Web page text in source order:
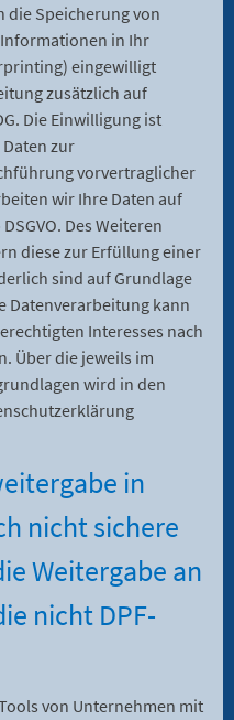
die Speicherung von
in Ihr
eingewilligt
zusätzlich auf
Die Einwilligung ist
zur
vorvertraglicher
wir Ihre Daten auf
Des Weiteren
diese zur Erfüllung einer
sind auf Grundlage
Datenverarbeitung kann
Interesses nach
Über die jeweils im
wird in den
in
nicht sichere
Weitergabe an
nicht DPF-
von Unternehmen mit